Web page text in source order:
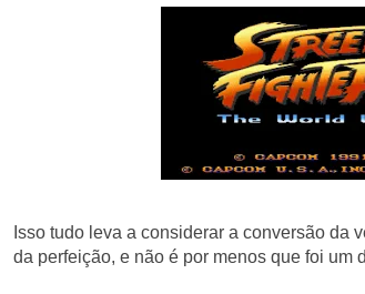
Isso tudo leva a considerar a conversão da
da perfeição, e não é por menos que foi um